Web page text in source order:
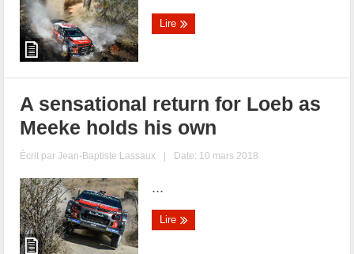
Lire
A sensational return for Loeb as
Meeke holds his own
Écrit parJean-Baptiste Lassaux | Date: 10 mars 2018
...
Lire